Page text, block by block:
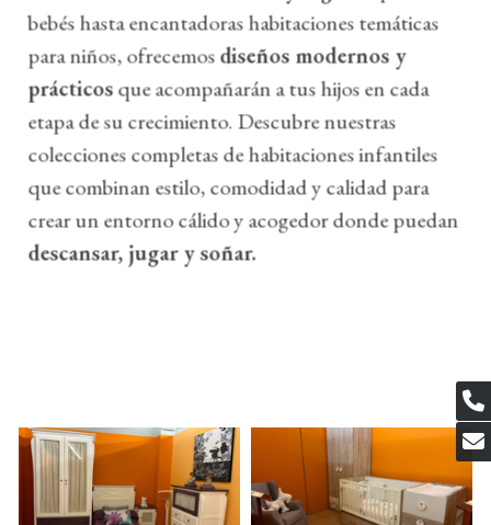
bebés hasta encantadoras habitaciones temáticas
para niños, ofrecemosdiseños modernos y
prácticosque acompañarán a tus hijos en cada
etapa de su crecimiento. Descubre nuestras
colecciones completas de habitaciones infantiles
que combinan estilo, comodidad y calidad para
crear un entorno cálido y acogedor donde puedan
descansar, jugar y soñar.